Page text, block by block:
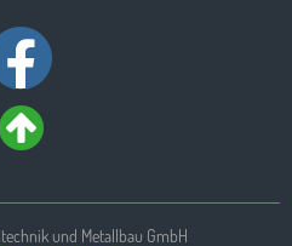
und Metallbau GmbH